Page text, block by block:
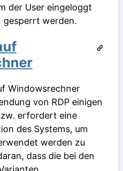
der User eingeloggt
gesperrt werden.
Windowsrechner
von RDP einigen
erfordert eine
des Systems, um
werden zu
dass die bei den